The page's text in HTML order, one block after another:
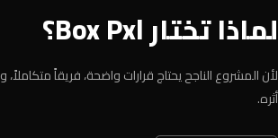
لماذا تختار Box Pxl؟
لأن المشروع الناجح يحتاج قرارات واضحة، فريقاً
أثره.